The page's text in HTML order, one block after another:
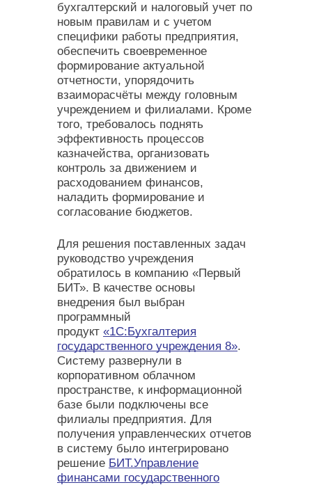
бухгалтерский и налоговый учет по
новым правилам и с учетом
специфики работы предприятия,
обеспечить своевременное
формирование актуальной
отчетности, упорядочить
взаиморасчёты между головным
учреждением и филиалами. Кроме
того, требовалось поднять
эффективность процессов
казначейства, организовать
контроль за движением и
расходованием финансов,
наладить формирование и
согласование бюджетов.
Для решения поставленных задач
руководство учреждения
обратилось в компанию «Первый
БИТ». В качестве основы
внедрения был выбран
программный
продукт «1С:Бухгалтерия
государственного учреждения 8».
Систему развернули в
корпоративном облачном
пространстве, к информационной
базе были подключены все
филиалы предприятия. Для
получения управленческих отчетов
в систему было интегрировано
решение БИТ.Управление
финансами государственного